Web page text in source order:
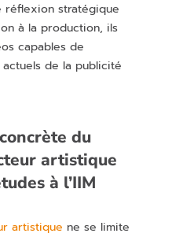
réflexion stratégique
à la production, ils
capables de
de la publicité
du
artistique
à l’IIM
artistique ne se limite